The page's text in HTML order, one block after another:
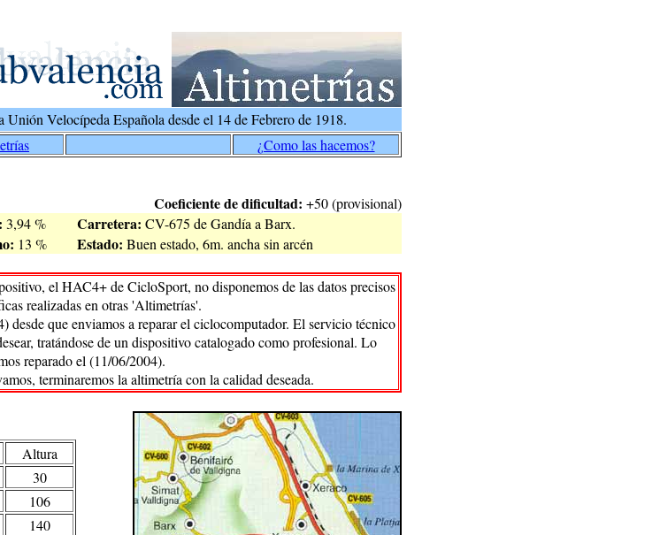
Velocípeda Española desde el 14 de Febrero de 1918.
¿Como las hacemos?
Coeficiente de dificultad: +50 (provisional)
3,94 % Carretera: CV-675 de Gandía a Barx.
13 % Estado: Buen estado, 6m. ancha sin arcén
el HAC4+ de CicloSport, no disponemos de las datos precisos
realizadas en otras 'Altimetrías'.
desde que enviamos a reparar el ciclocomputador. El servicio técnico
tratándose de un dispositivo catalogado como profesional. Lo
reparado el (11/06/2004).
terminaremos la altimetría con la calidad deseada.
Altura
30
106
140